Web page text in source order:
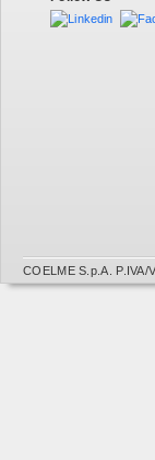
COELME S.p.A. P.IVA/